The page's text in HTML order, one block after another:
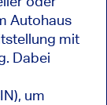
Autohaus
mit
Dabei
um